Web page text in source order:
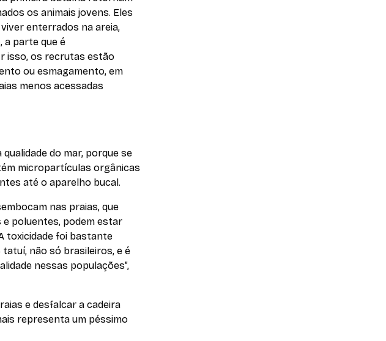
os animais jovens. Eles
enterrados na areia,
a parte que é
isso, os recrutas estão
ou esmagamento, em
menos acessadas
do mar, porque se
micropartículas orgânicas
até o aparelho bucal.
nas praias, que
poluentes, podem estar
toxicidade foi bastante
não só brasileiros, e é
nessas populações”,
e desfalcar a cadeira
representa um péssimo